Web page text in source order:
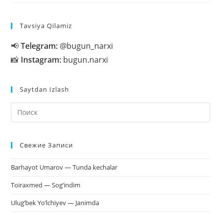
Tavsiya Qilamiz
📢Telegram: @bugun_narxi
📸 Instagram: bugun.narxi
Saytdan Izlash
Свежие Записи
Barhayot Umarov — Tunda kechalar
Toiraxmed — Sog’indim
Ulug’bek Yo’lchiyev — Janimda